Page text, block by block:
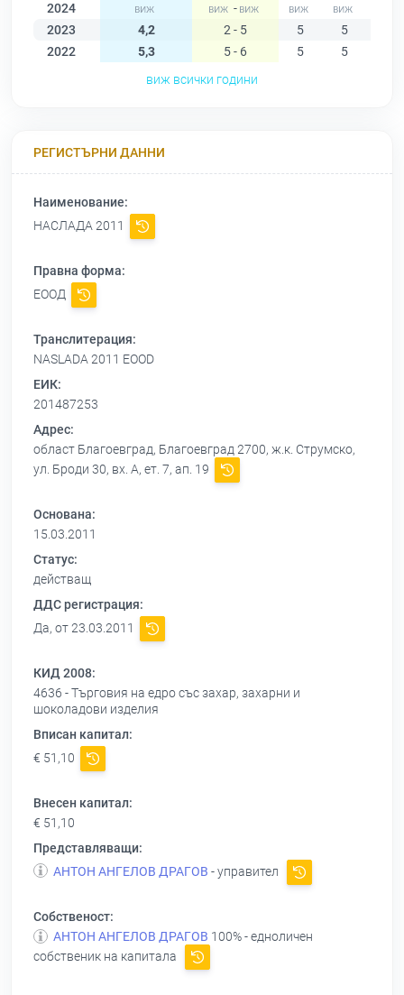
2024
-
2023
4,2 2 - 5 5 5
2022
5,3 5 - 6 5 5
виж всички години
РЕГИСТЪРНИ ДАННИ
Наименование:
НАСЛАДА 2011
Правна форма:
ЕООД
Транслитерация:
NASLADA 2011 EOOD
ЕИК:
201487253
Адрес:
област Благоевград, Благоевград 2700, ж.к. Струмско,
ул. Броди 30, вх. А, ет. 7, ап. 19
Основана:
15.03.2011
Статус:
действащ
ДДС регистрация:
Да, от 23.03.2011
КИД 2008:
4636 - Търговия на едро със захар, захарни и
шоколадови изделия
Вписан капитал:
€ 51,10
Внесен капитал:
€ 51,10
Представляващи:
АНТОН АНГЕЛОВ ДРАГОВ - управител
Собственост:
АНТОН АНГЕЛОВ ДРАГОВ 100% - едноличен
собственик на капитала